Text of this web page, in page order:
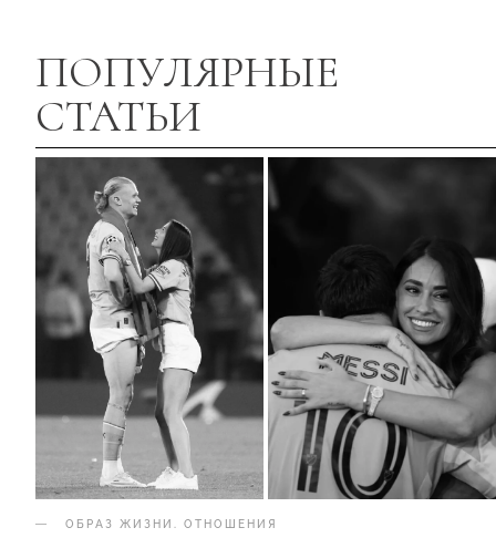
ПОПУЛЯРНЫЕ
СТАТЬИ
ОБРАЗ ЖИЗНИ ОТНОШЕНИЯ